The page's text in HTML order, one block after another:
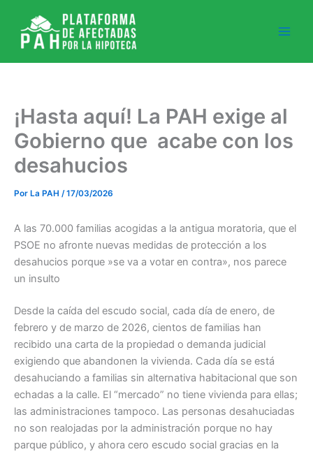
contenido
¡Hasta aquí! La PAH exige al
Gobierno que acabe con los
desahucios
Por La PAH /17/03/2026
A las 70.000 familias acogidas a la antigua moratoria, que el
PSOE no afronte nuevas medidas de protección a los
desahucios porque »se va a votar en contra», nos parece
un insulto
Desde la caída del escudo social, cada día de enero, de
febrero y de marzo de 2026, cientos de familias han
recibido una carta de la propiedad o demanda judicial
exigiendo que abandonen la vivienda. Cada día se está
desahuciando a familias sin alternativa habitacional que son
echadas a la calle. El “mercado” no tiene vivienda para ellas;
las administraciones tampoco. Las personas desahuciadas
no son realojadas por la administración porque no hay
parque público, y ahora cero escudo social gracias en la